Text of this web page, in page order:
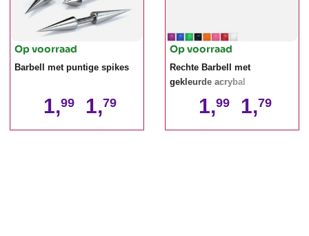
Op voorraad
Barbell met puntige spikes
1,99 1,79
Op voorraad
Rechte Barbell met
gekleurde acrybal
1,99 1,79